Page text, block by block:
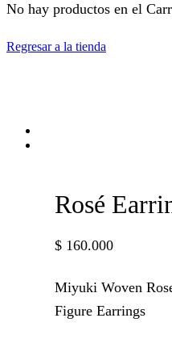
No hay productos en el
Regresar a la tienda
Rosé
$ 160.000
Miyuki Woven
Figure Earrings